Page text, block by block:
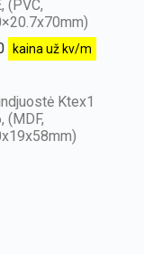
(PVC,
kaina už kv/m